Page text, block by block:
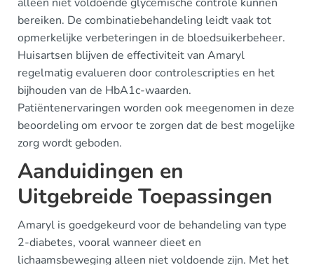
bereiken. De combinatiebehandeling leidt vaak tot
opmerkelijke verbeteringen in de bloedsuikerbeheer.
Huisartsen blijven de effectiviteit van Amaryl
regelmatig evalueren door controlescripties en het
bijhouden van de HbA1c-waarden.
Patiëntenervaringen worden ook meegenomen in deze
beoordeling om ervoor te zorgen dat de best mogelijke
zorg wordt geboden.
Aanduidingen en
Uitgebreide Toepassingen
Amaryl is goedgekeurd voor de behandeling van type
2-diabetes, vooral wanneer dieet en
lichaamsbeweging alleen niet voldoende zijn. Met het